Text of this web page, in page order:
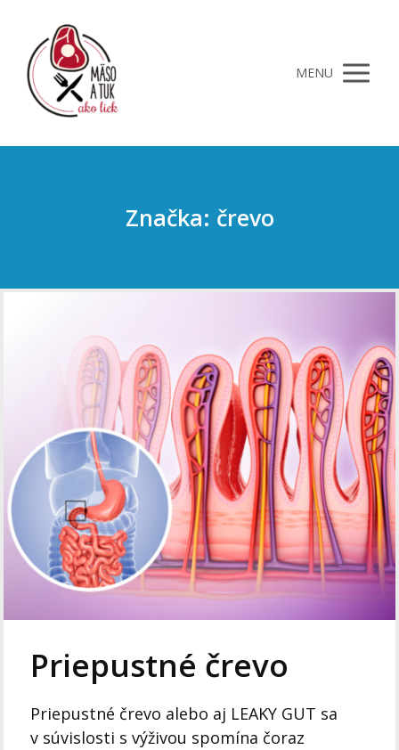
MENU
Značka: črevo
Priepustné črevo
Priepustné črevo alebo aj LEAKY GUT sa
v súvislosti s výživou spomína čoraz